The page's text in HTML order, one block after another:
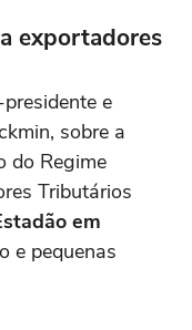
exportadores
e
sobre a
do Regime
Tributários
em
e pequenas